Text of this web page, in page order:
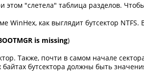
"слетела" таблица разделов.
WinHex, как выглядит бутсектор
is missing)
Также, почти в самом начале
бутсектора должны быть